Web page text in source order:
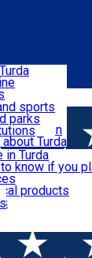
station
Turda
sports
parks
in Turda
know if you
products